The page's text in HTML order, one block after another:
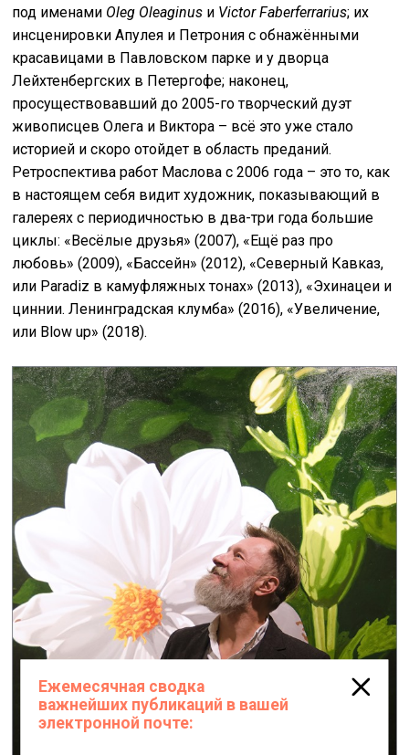
под именами Oleg Oleaginus и Victor Faberferrarius; их
инсценировки Апулея и Петрония с обнажёнными
красавицами в Павловском парке и у дворца
Лейхтенбергских в Петергофе; наконец,
просуществовавший до 2005-го творческий дуэт
живописцев Олега и Виктора – всё это уже стало
историей и скоро отойдет в область преданий.
Ретроспектива работ Маслова с 2006 года – это то, как
в настоящем себя видит художник, показывающий в
галереях с периодичностью в два-три года большие
циклы: «Весёлые друзья» (2007), «Ещё раз про
любовь» (2009), «Бассейн» (2012), «Северный Кавказ,
или Paradiz в камуфляжных тонах» (2013), «Эхинацеи и
циннии. Ленинградская клумба» (2016), «Увеличение,
или Blow up» (2018).